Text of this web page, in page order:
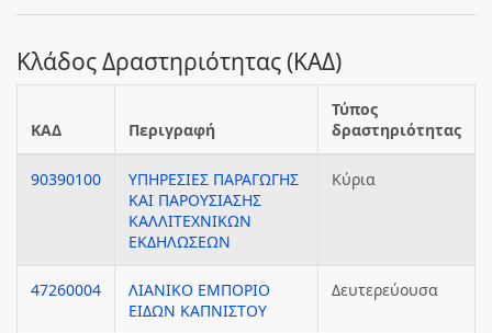
Κλάδος Δραστηριότητας (ΚΑΔ)
ΚΑΔ Περιγραφή
Τύπος
δραστηριότητας
90390100
ΥΠΗΡΕΣΙΕΣ ΠΑΡΑΓΩΓΗΣ
ΚΑΙ ΠΑΡΟΥΣΙΑΣΗΣ
ΚΑΛΛΙΤΕΧΝΙΚΩΝ
ΕΚΔΗΛΩΣΕΩΝ
Κύρια
47260004
ΛΙΑΝΙΚΟ ΕΜΠΟΡΙΟ
ΕΙΔΩΝ ΚΑΠΝΙΣΤΟΥ
Δευτερεύουσα